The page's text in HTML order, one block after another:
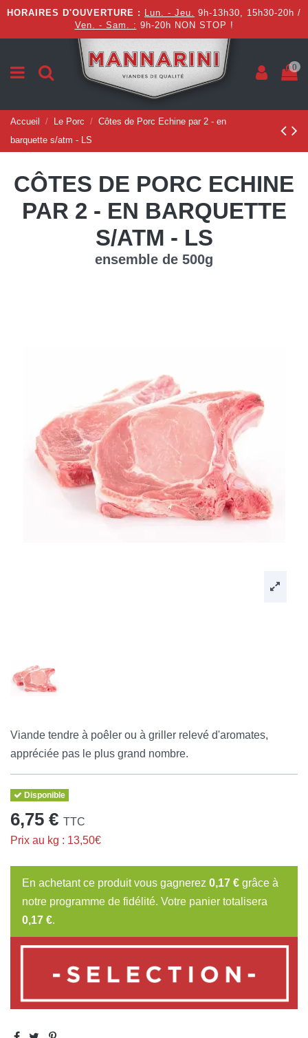
HORAIRES D'OUVERTURE : Lun. - Jeu. 9h-13h30, 15h30-20h /
Ven. - Sam. : 9h-20h NON STOP !
0
Accueil Le Porc
Côtes de Porc Echine par 2 - en
barquette s/atm - LS
CÔTES DE PORC ECHINE
PAR 2 - EN BARQUETTE
S/ATM - LS
ensemble de 500g
Viande tendre à poêler ou à griller relevé d'aromates,
appréciée pas le plus grand nombre.
Disponible
6,75 € TTC
Prix au kg : 13,50€
En achetant ce produit vous gagnerez 0,17 € grâce à
notre programme de fidélité. Votre panier totalisera
0,17 €.